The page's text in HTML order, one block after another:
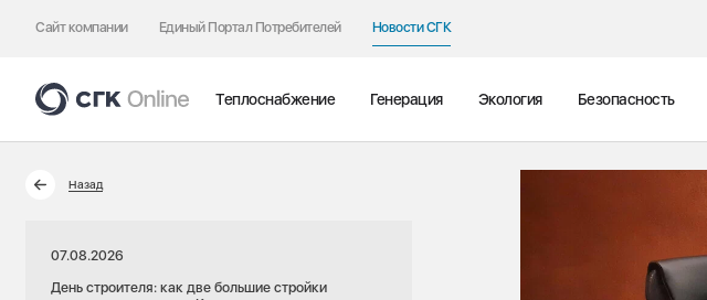
Сайт компании Единый Портал Потребителей Новости СГК
Теплоснабжение Генерация Экология Безопасность
Назад
07.08.2026
День строителя: как две большие стройки